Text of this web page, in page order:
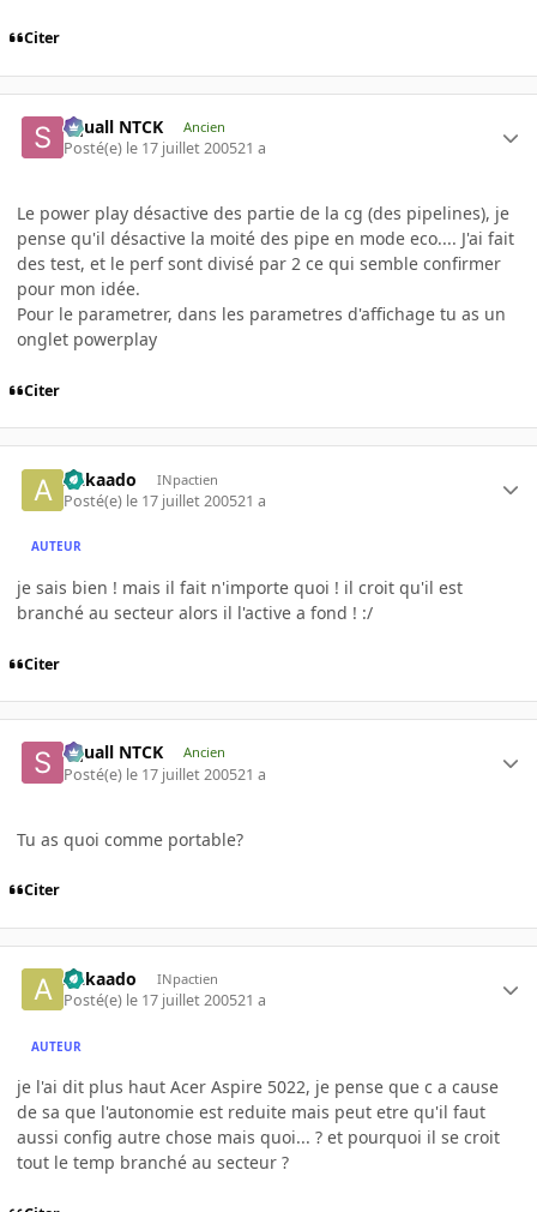
Citer
Squall NTCK Ancien
Posté(e) le 17 juillet 200521 a
Le power play désactive des partie de la cg (des pipelines), je
pense qu'il désactive la moité des pipe en mode eco.... J'ai fait
des test, et le perf sont divisé par 2 ce qui semble confirmer
pour mon idée.
Pour le parametrer, dans les parametres d'affichage tu as un
onglet powerplay
Citer
Aakaado INpactien
Posté(e) le 17 juillet 200521 a
AUTEUR
je sais bien ! mais il fait n'importe quoi ! il croit qu'il est
branché au secteur alors il l'active a fond ! :/
Citer
Squall NTCK Ancien
Posté(e) le 17 juillet 200521 a
Tu as quoi comme portable?
Citer
Aakaado INpactien
Posté(e) le 17 juillet 200521 a
AUTEUR
je l'ai dit plus haut Acer Aspire 5022, je pense que c a cause
de sa que l'autonomie est reduite mais peut etre qu'il faut
aussi config autre chose mais quoi... ? et pourquoi il se croit
tout le temp branché au secteur ?